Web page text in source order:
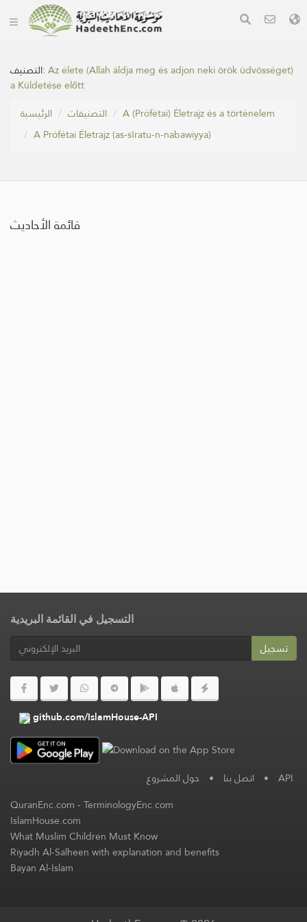
التصنيف:Az élete (Allah áldja meg és adjon neki örök üdvösséget)
a Küldetése előtt
الرئيسية
التصنيفات
A (Prófétai) Életrajz és a történelem
A Prófétai Életrajz (as-sīratu-n-nabawiyya)
قائمة الأحاديث
التسجيل في القائمة البريدية
تسجيل
github.com/IslamHouse-API
حول المشروع • اتصل بنا • API
QuranEnc.com-TerminologyEnc.com
IslamHouse.com
What Muslim Children Must Know
Riyadh Al-Salheen with explanation and benefits
Bayan Al-Islam